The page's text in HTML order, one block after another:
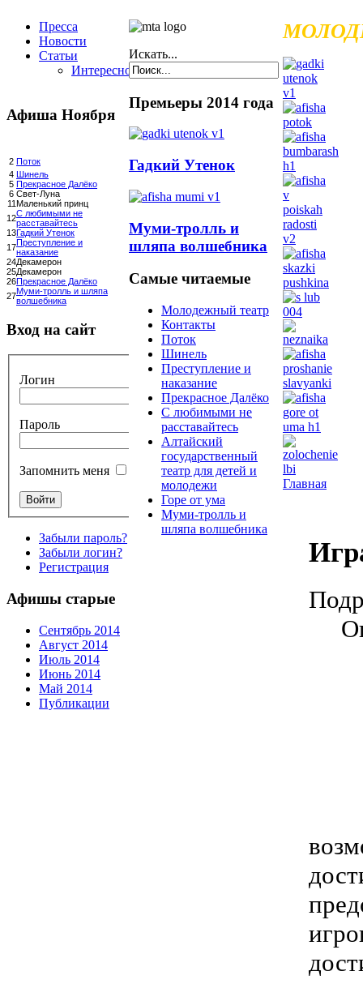
Пресса
Новости
Статьи
Интересное
Афиша Ноября
2 Поток
4 Шинель
5 Прекрасное Далёко
6 Свет-Луна
11Маленький принц
12С любимыми не
расставайтесь
13Гадкий Утенок
17Преступление и
наказание
24Декамерон
25Декамерон
26Прекрасное Далёко
27Муми-тролль и шляпа
волшебника
Вход на сайт
Логин
Пароль
Запомнить меня
Забыли пароль?
Забыли логин?
Регистрация
Афишы старые
Сентябрь 2014
Август 2014
Июль 2014
Июнь 2014
Май 2014
Публикации
Искать...
Премьеры 2014 года
Гадкий Утенок
Муми-тролль и
шляпа волшебника
Самые читаемые
Молодежный театр
Контакты
Поток
Шинель
Преступление и
наказание
Прекрасное Далёко
С любимыми не
расставайтесь
Алтайский
государственный
театр для детей и
молодежи
Горе от ума
Муми-тролль и
шляпа волшебника
Главная